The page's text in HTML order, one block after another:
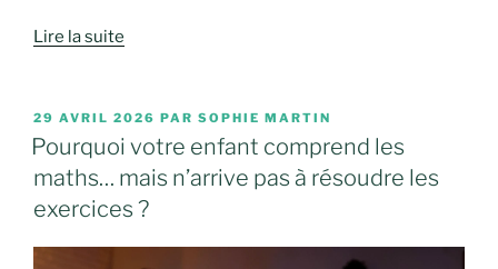
Lire la suite
PUBLIÉ
LE
29 AVRIL 2026 PAR SOPHIE MARTIN
Pourquoi votre enfant comprend les
maths… mais n’arrive pas à résoudre les
exercices ?